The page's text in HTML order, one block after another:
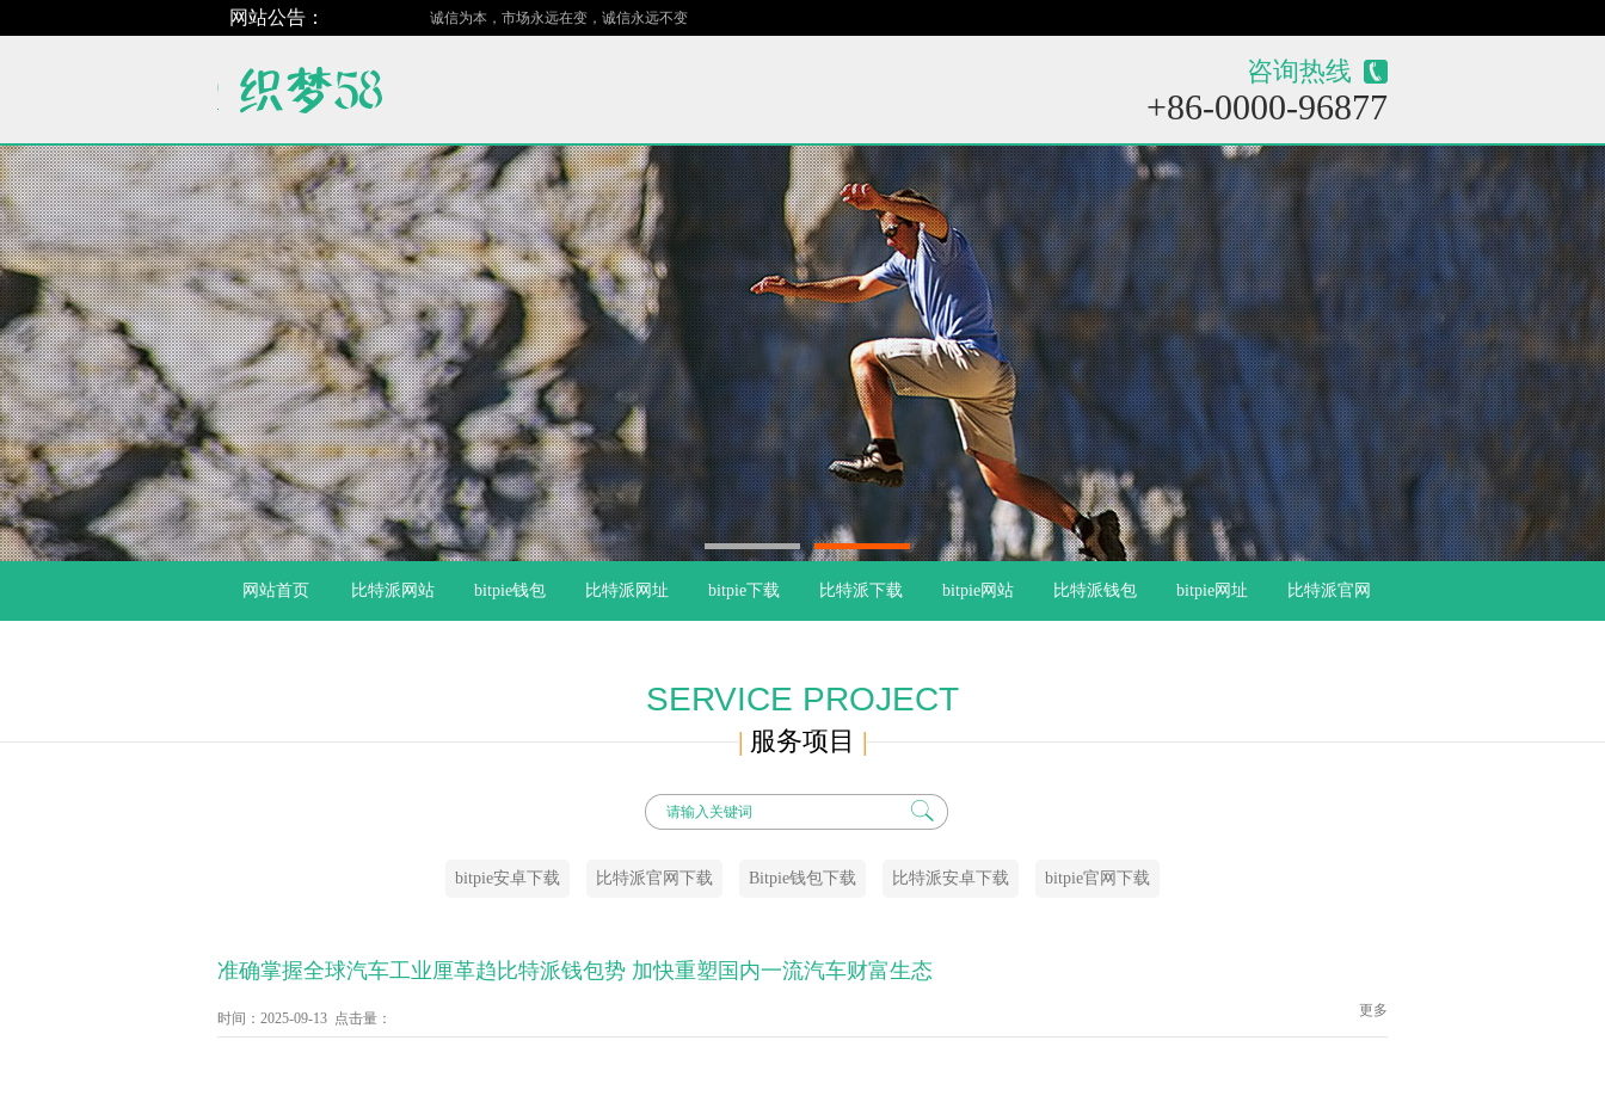
网站公告： 诚信为本，市场永远在变，诚信永远不变
咨询热线
+86-0000-96877
1 2
网站首页 比特派网站 bitpie钱包 比特派网址 bitpie下载 比特派下载 bitpie网站 比特派钱包 bitpie网址 比特派官网
SERVICE PROJECT
| 服务项目 |
bitpie安卓下载 比特派官网下载 Bitpie钱包下载 比特派安卓下载 bitpie官网下载
准确掌握全球汽车工业厘革趋比特派钱包势 加快重塑国内一流汽车财富生态
时间：2025-09-13 点击量： 更多